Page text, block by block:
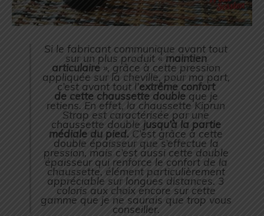
Si le fabricant communique avant tout
sur un plus produit « maintien
articulaire», grâce à cette pression
appliquée sur la cheville, pour ma part,
c’est avant tout l’extrême confort
de cette chaussette doubleque je
retiens. En effet, la chaussette Kiprun
Strap est caractérisée par une
chaussette double jusqu’à la partie
médiale du pied. C’est grâce à cette
double épaisseur que s’effectue la
pression, mais c’est aussi cette double
épaisseur qui renforce le confort de la
chaussette, élément particulièrement
appréciable sur longues distances. 3
coloris aux choix encore sur cette
gamme que je ne saurais que trop vous
conseiller.